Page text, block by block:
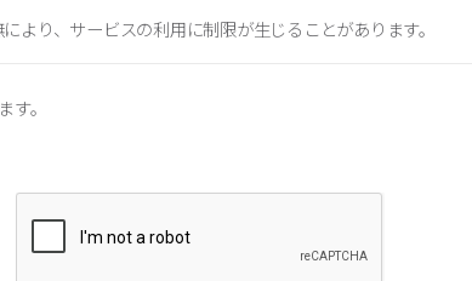
より、サービスの利用に制限が生じることがあります。
。